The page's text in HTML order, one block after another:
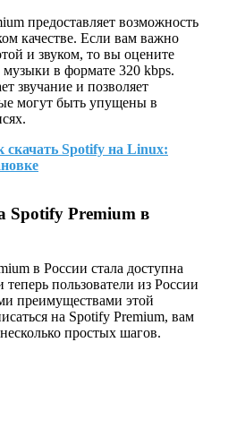
предоставляет возможность
качестве. Если вам важно
и звуком, то вы оцените
в формате 320 kbps.
звучание и позволяет
могут быть упущены в
скачать Spotify на Linux:
Spotify Premium в
в России стала доступна
пользователи из России
преимуществами этой
на Spotify Premium, вам
простых шагов.